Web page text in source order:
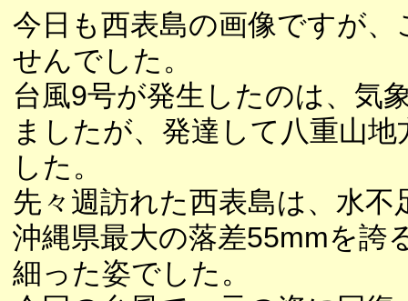
今日も西表島の画像ですが
せんでした。
台風9号が発生したのは、気
ましたが、発達して八重山
した。
先々週訪れた西表島は、水
沖縄県最大の落差55mmを誇
細った姿でした。